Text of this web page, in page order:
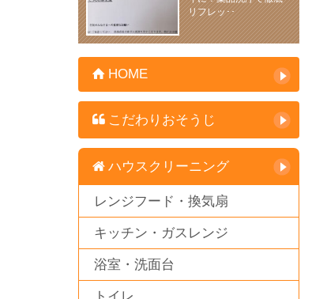
リフレッ･･
HOME
こだわりおそうじ
ハウスクリーニング
レンジフード・換気扇
キッチン・ガスレンジ
浴室・洗面台